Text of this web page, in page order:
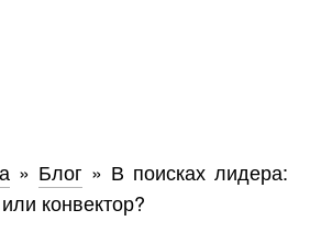
» Блог » В поисках лидера:
конвектор?